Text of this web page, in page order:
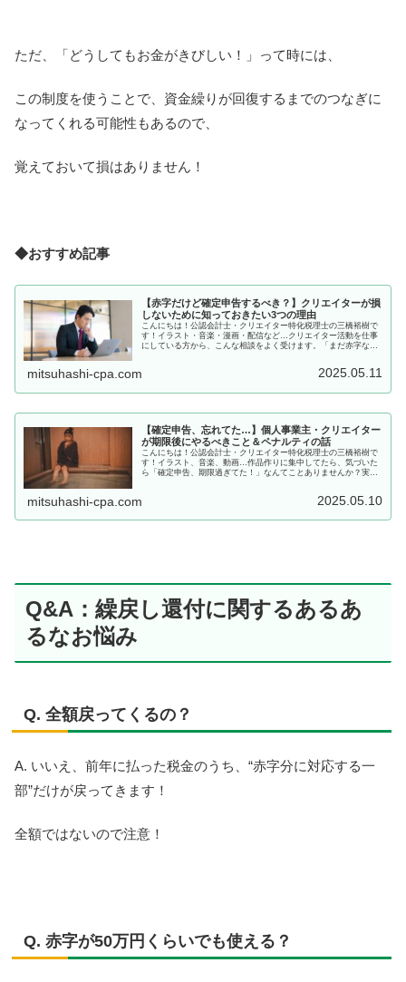
ただ、「どうしてもお金がきびしい！」って時には、
この制度を使うことで、資金繰りが回復するまでのつなぎに
なってくれる可能性もあるので、
覚えておいて損はありません！
◆おすすめ記事
【赤字だけど確定申告するべき？】クリエイターが損
しないために知っておきたい3つの理由
こんにちは！公認会計士・クリエイター特化税理士の三橋裕樹で
す！イラスト・音楽・漫画・配信など…クリエイター活動を仕事
にしている方から、こんな相談をよく受けます。「まだ赤字なん
mitsuhashi-cpa.com 2025.05.11
【確定申告、忘れてた…】個人事業主・クリエイター
が期限後にやるべきこと＆ペナルティの話
こんにちは！公認会計士・クリエイター特化税理士の三橋裕樹で
す！イラスト、音楽、動画…作品作りに集中してたら、気づいた
ら「確定申告、期限過ぎてた！」なんてことありませんか？実
mitsuhashi-cpa.com 2025.05.10
Q&A：繰戻し還付に関するあるあ
るなお悩み
Q. 全額戻ってくるの？
A. いいえ、前年に払った税金のうち、“赤字分に対応する一
部”だけが戻ってきます！
全額ではないので注意！
Q. 赤字が50万円くらいでも使える？